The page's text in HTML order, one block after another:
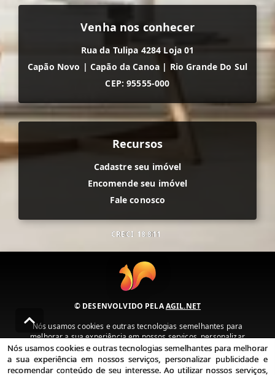
Venha nos conhecer
Rua da Tulipa 4284 Loja 01
Capão Novo | Capão da Canoa | Rio Grande Do Sul
CEP: 95555-000
Recursos
Cadastre seu imóvel
Encomende seu imóvel
Fale conosco
CRECI 18.811
© DESENVOLVIDO PELAAGIL.NET
Nós usamos cookies e outras tecnologias semelhantes para
melhorar a sua experiência em nossos serviços, personalizar
publicidade e recomendar conteúdo de seu interesse. Ao utilizar
nossos serviços, você concorda com nossa política de privacidade e
termos de uso.
Nós usamos cookies e outras tecnologias semelhantes para melhorar
a sua experiência em nossos serviços, personalizar publicidade e
recomendar conteúdo de seu interesse. Ao utilizar nossos serviços,